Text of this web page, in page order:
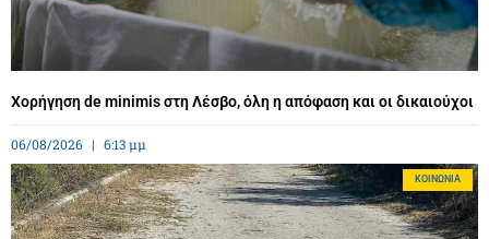
Χορήγηση de minimis στη Λέσβο, όλη η απόφαση και οι δικαιούχοι
06/08/2026 6:13 μμ
ΚΟΙΝΩΝΊΑ